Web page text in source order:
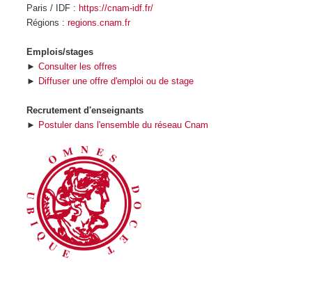
Paris / IDF : https://cnam-idf.fr/
Régions : regions.cnam.fr
Emplois/stages
► Consulter les offres
► Diffuser une offre d'emploi ou de stage
Recrutement d'enseignants
► Postuler dans l'ensemble du réseau Cnam